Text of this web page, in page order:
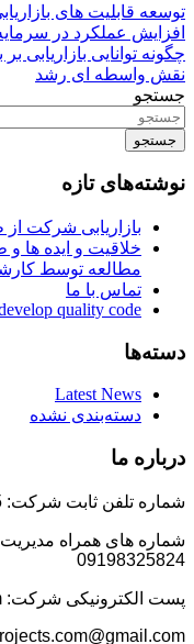
توسعه قابلیت های
افزایش عملکرد در
چگونه توانایی بازاریابی
نقش واسطه ای رشد
جستجو
جستجو
نوشته‌های تازه
بازاریابی شرکت
خلاقیت و ایده ها
مطالعه توسط
تماس با ما
quality code
دسته‌ها
Latest News
دسته‌بندی نشده
درباره ما
شماره تلفن ثابت شرکت: 02136737695
09198325824
پست الکترونیکی شرکت: amin.hosein@gmail.com